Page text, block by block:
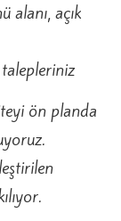
alanı, açık
talepleriniz
ön planda